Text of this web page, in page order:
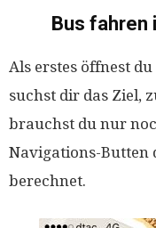
Bus fahren
Als erstes öffnest
suchst dir das Ziel,
brauchst du nur
Navigations-Butten
berechnet.